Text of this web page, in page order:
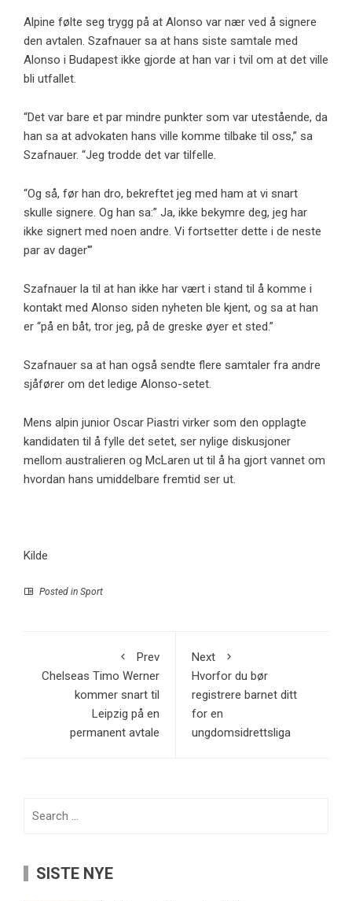
Alpine følte seg trygg på at Alonso var nær ved å signere
den avtalen. Szafnauer sa at hans siste samtale med
Alonso i Budapest ikke gjorde at han var i tvil om at det ville
bli utfallet.
“Det var bare et par mindre punkter som var utestående, da
han sa at advokaten hans ville komme tilbake til oss,” sa
Szafnauer. “Jeg trodde det var tilfelle.
“Og så, før han dro, bekreftet jeg med ham at vi snart
skulle signere. Og han sa:” Ja, ikke bekymre deg, jeg har
ikke signert med noen andre. Vi fortsetter dette i de neste
par av dager'”
Szafnauer la til at han ikke har vært i stand til å komme i
kontakt med Alonso siden nyheten ble kjent, og sa at han
er “på en båt, tror jeg, på de greske øyer et sted.”
Szafnauer sa at han også sendte flere samtaler fra andre
sjåfører om det ledige Alonso-setet.
Mens alpin junior Oscar Piastri virker som den opplagte
kandidaten til å fylle det setet, ser nylige diskusjoner
mellom australieren og McLaren ut til å ha gjort vannet om
hvordan hans umiddelbare fremtid ser ut.
Kilde
Posted in Sport
Prev
Chelseas Timo Werner
kommer snart til
Leipzig på en
permanent avtale
Next
Hvorfor du bør
registrere barnet ditt
for en
ungdomsidrettsliga
SISTE NYE